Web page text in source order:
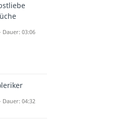
Dauer: 03:06
Dauer: 04:32